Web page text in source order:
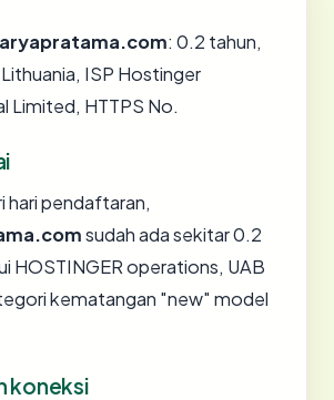
: 0.2 tahun,
ISP Hostinger
Limited, HTTPS No.
hari pendaftaran,
sudah ada sekitar 0.2
HOSTINGER operations, UAB
kematangan "new" model
koneksi